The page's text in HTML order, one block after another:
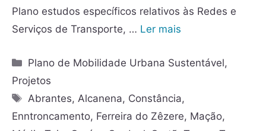
Plano estudos específicos relativos às Redes e
Serviços de Transporte, … Ler mais
Plano de Mobilidade Urbana Sustentável,
Projetos
Abrantes,Alcanena, Constância,
Enntroncamento, Ferreira do Zêzere, Mação,